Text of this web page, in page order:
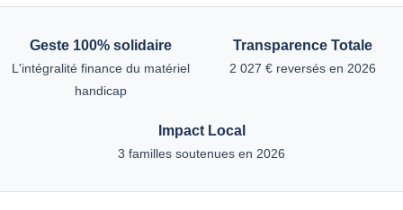
Geste 100% solidaire
L'intégralité finance du matériel
handicap
Transparence Totale
2 027 € reversés en 2026
Impact Local
3 familles soutenues en 2026